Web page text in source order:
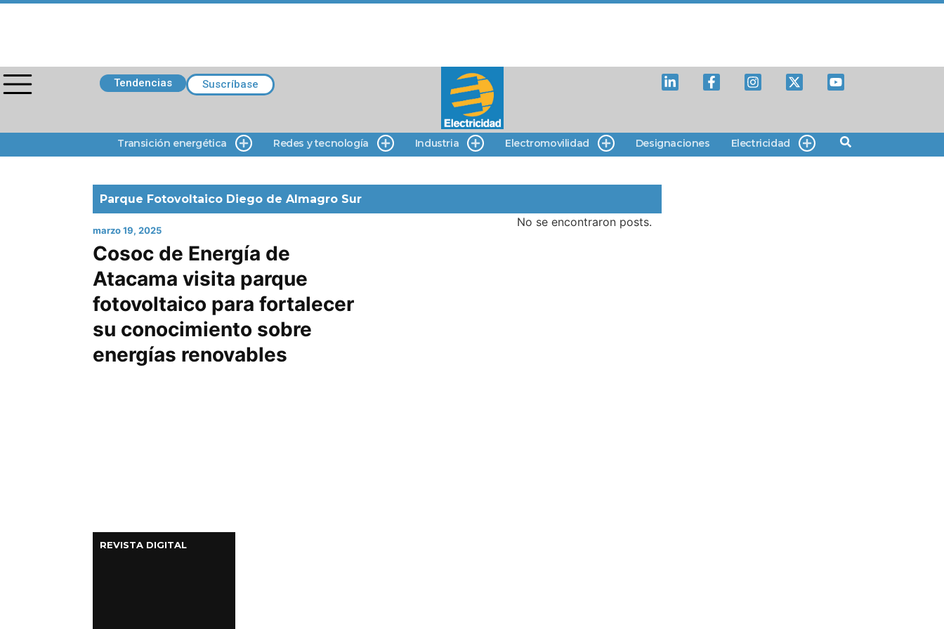
Tendencias Suscríbase
Transición energética Redes y tecnología Industria Electromovilidad Designaciones Electricidad
Parque Fotovoltaico Diego de Almagro Sur
marzo 19, 2025
Cosoc de Energía de
Atacama visita parque
fotovoltaico para fortalecer
su conocimiento sobre
energías renovables
No se encontraron posts.
REVISTA DIGITAL